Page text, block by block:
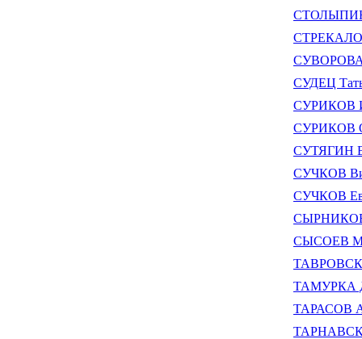
СТОЛЫПИН
СУВОРОВА
СУДЕЦ
СУРИКОВ
СУРИКОВ
СУТЯГИН
СУЧКОВ
СУЧКОВ
СЫРНИКОВ
СЫСОЕВ
ТАМУРКА
ТАРАСОВ